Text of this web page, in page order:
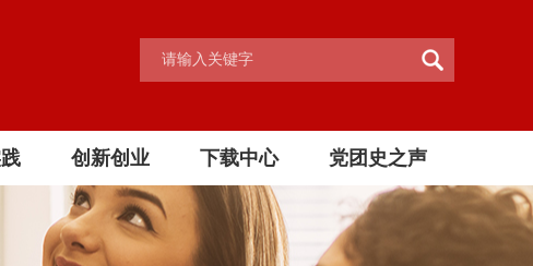
创新创业 下载中心 党团史之声